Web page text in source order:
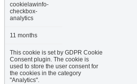
cookielawinfo-
checkbox-
analytics
11 months
This cookie is set by GDPR Cookie
Consent plugin. The cookie is
used to store the user consent for
the cookies in the category
"Analytics".